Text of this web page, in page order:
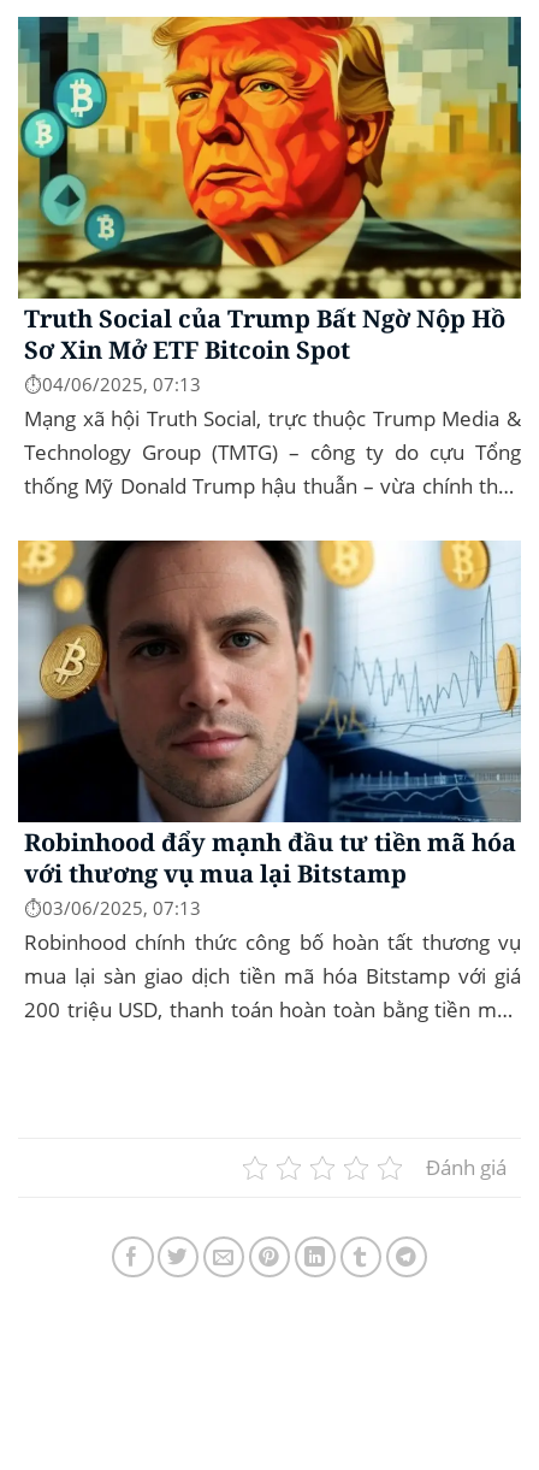
Government...
Truth Social của Trump Bất Ngờ Nộp Hồ
Sơ Xin Mở ETF Bitcoin Spot
⏱️04/06/2025, 07:13
Mạng xã hội Truth Social, trực thuộc Trump Media &
Technology Group (TMTG) – công ty do cựu Tổng
thống Mỹ Donald Trump hậu thuẫn – vừa chính thức
Robinhood đẩy mạnh đầu tư tiền mã hóa
với thương vụ mua lại Bitstamp
⏱️03/06/2025, 07:13
Robinhood chính thức công bố hoàn tất thương vụ
mua lại sàn giao dịch tiền mã hóa Bitstamp với giá
200 triệu USD, thanh toán hoàn toàn bằng tiền mặt.
Đánh giá